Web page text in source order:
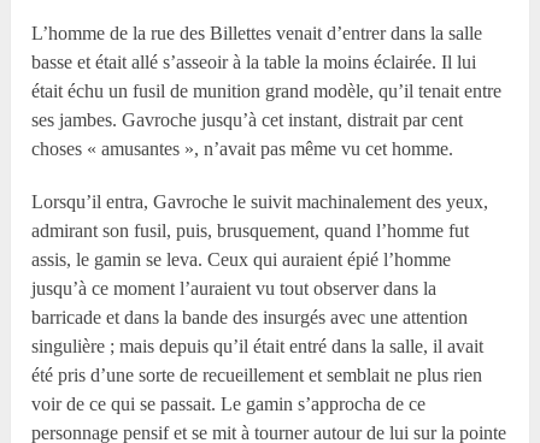
L’homme de la rue des Billettes venait d’entrer dans la salle
basse et était allé s’asseoir à la table la moins éclairée. Il lui
était échu un fusil de munition grand modèle, qu’il tenait entre
ses jambes. Gavroche jusqu’à cet instant, distrait par cent
choses « amusantes », n’avait pas même vu cet homme.
Lorsqu’il entra, Gavroche le suivit machinalement des yeux,
admirant son fusil, puis, brusquement, quand l’homme fut
assis, le gamin se leva. Ceux qui auraient épié l’homme
jusqu’à ce moment l’auraient vu tout observer dans la
barricade et dans la bande des insurgés avec une attention
singulière ; mais depuis qu’il était entré dans la salle, il avait
été pris d’une sorte de recueillement et semblait ne plus rien
voir de ce qui se passait. Le gamin s’approcha de ce
personnage pensif et se mit à tourner autour de lui sur la pointe